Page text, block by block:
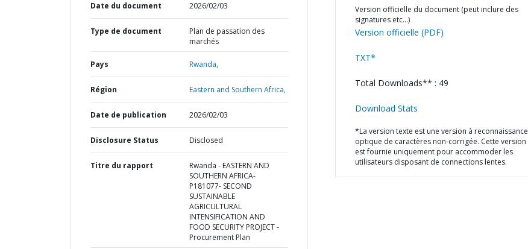
Date du document 2026/02/03
Type de document
Plan de passation des
marchés
Pays Rwanda,
Région Eastern and Southern Africa,
Date de publication 2026/02/03
Disclosure Status Disclosed
Titre du rapport
Rwanda - EASTERN AND
SOUTHERN AFRICA-
P181077- SECOND
SUSTAINABLE
AGRICULTURAL
INTENSIFICATION AND
FOOD SECURITY PROJECT -
Procurement Plan
Version officielle du document (peut inclure des
signatures etc…)
Version officielle (PDF)
TXT*
Total Downloads** : 49
Download Stats
*La version texte est une version à reconnaissance
optique de caractères non-corrigée. Cette version
est fournie uniquement pour accommoder les
utilisateurs disposant de connections lentes.